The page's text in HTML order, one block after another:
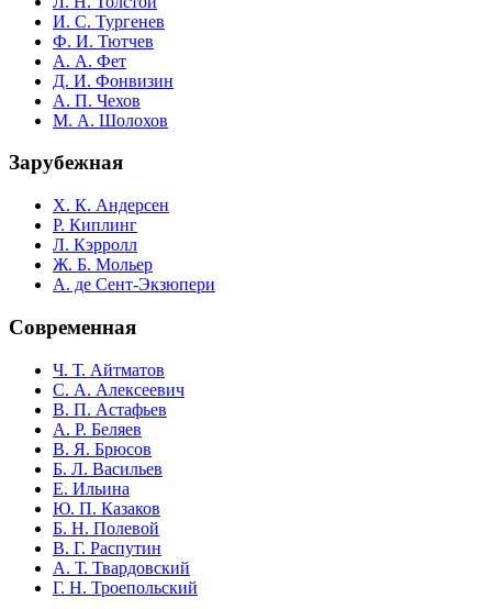
И. С. Тургенев
Ф. И. Тютчев
А. А. Фет
Д. И. Фонвизин
А. П. Чехов
М. А. Шолохов
Зарубежная
Х. К. Андерсен
Р. Киплинг
Л. Кэрролл
Ж. Б. Мольер
А. де Сент-Экзюпери
Современная
Ч. Т. Айтматов
С. А. Алексеевич
В. П. Астафьев
А. Р. Беляев
В. Я. Брюсов
Б. Л. Васильев
Е. Ильина
Ю. П. Казаков
Б. Н. Полевой
В. Г. Распутин
А. Т. Твардовский
Г. Н. Троепольский